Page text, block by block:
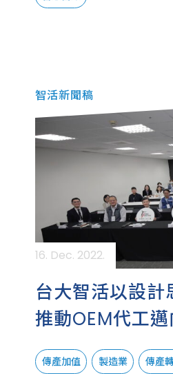
智活新聞稿
16. Dec. 2022.
台大智活以設計
推動OEM代工
「ODM+」
傳產加值 製造業 傳產